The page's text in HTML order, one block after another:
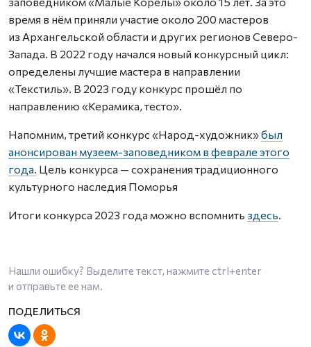
время в нём приняли участие около 200 мастеров
из Архангельской области и других регионов Северо-
Запада. В 2022 году начался новый конкурсный цикл:
определены лучшие мастера в направлении
«Текстиль». В 2023 году конкурс прошёл по
направлению «Керамика, тесто».
Напомним, третий конкурс «Народ-художник»был
анонсирован музеем-заповедником в феврале этого
года. Цель конкурса — сохранения традиционного
культурного наследия Поморья
Итоги конкурса 2023 года можно вспомнить здесь.
Нашли ошибку? Выделите текст, нажмите ctrl+enter
и отправьте ее нам.